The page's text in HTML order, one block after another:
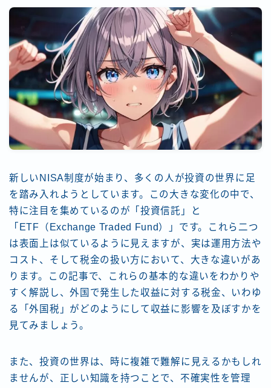
新しいNISA制度が始まり、多くの人が投資の世界に足
を踏み入れようとしています。この大きな変化の中で、
特に注目を集めているのが「投資信託」と
「ETF（Exchange Traded Fund）」です。これら二つ
は表面上は似ているように見えますが、実は運用方法や
コスト、そして税金の扱い方において、大きな違いがあ
ります。この記事で、これらの基本的な違いをわかりや
すく解説し、外国で発生した収益に対する税金、いわゆ
る「外国税」がどのようにして収益に影響を及ぼすかを
見てみましょう。
また、投資の世界は、時に複雑で難解に見えるかもしれ
ませんが、正しい知識を持つことで、不確実性を管理